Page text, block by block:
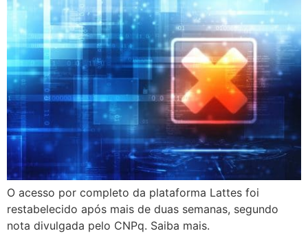
O acesso por completo da plataforma Lattes foi
restabelecido após mais de duas semanas, segundo
nota divulgada pelo CNPq. Saiba mais.